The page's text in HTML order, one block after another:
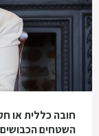
חובה כללית או
השטחים